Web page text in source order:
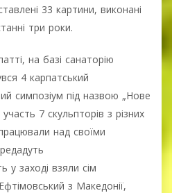
33 картини, виконані
три роки.
на базі санаторію
4 карпатський
симпозіум під назвою „Нове
7 скульпторів з різних
над своїми
у заході взяли сім
з Македонії,